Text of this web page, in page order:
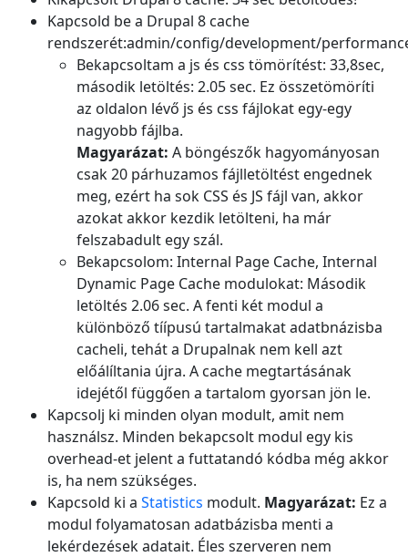
Kapcsold be a Drupal 8 cache
rendszerét:admin/config/development/
Bekapcsoltam a js és css tömörítést: 33,8sec,
második letöltés: 2.05 sec. Ez összetömöríti
az oldalon lévő js és css fájlokat egy-egy
nagyobb fájlba.
Magyarázat: A böngészők hagyományosan
csak 20 párhuzamos fájlletöltést engednek
meg, ezért ha sok CSS és JS fájl van, akkor
azokat akkor kezdik letölteni, ha már
felszabadult egy szál.
Bekapcsolom: Internal Page Cache, Internal
Dynamic Page Cache modulokat: Második
letöltés 2.06 sec. A fenti két modul a
különböző tíípusú tartalmakat adatbnázisba
cacheli, tehát a Drupalnak nem kell azt
előálíltania újra. A cache megtartásának
idejétől függően a tartalom gyorsan jön le.
Kapcsolj ki minden olyan modult, amit nem
használsz. Minden bekapcsolt modul egy kis
overhead-et jelent a futtatandó kódba még akkor
is, ha nem szükséges.
Kapcsold ki a Statistics modult. Magyarázat: Ez a
modul folyamatosan adatbázisba menti a
lekérdezések adatait. Éles szerveren nem